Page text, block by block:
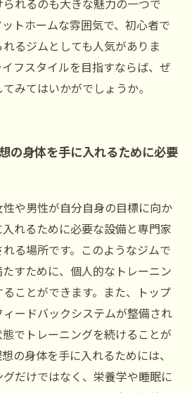
れるのも大きな魅力の一つで
トホームな雰囲気で、初心者で
るジムとしても人気がありま
フスタイルを目指すならば、ぜ
みてはいかがでしょうか。
の身体を手に入れるために必要
や男性が自分自身の目標に向か
れるために必要な設備と専門家
る場所です。このようなジムで
すために、個人的なトレーニン
ことができます。また、トップ
ードバックシステムが整備され
でトレーニングを続けることが
の身体を手に入れるためには、
だけではなく、栄養学や睡眠に